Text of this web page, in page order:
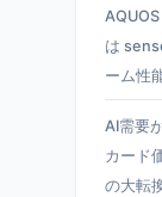
は
ーム性
AI需要
カード
の大転